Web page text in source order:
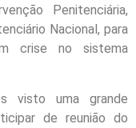
Penitenciária,
Nacional, para
crise no sistema
visto uma grande
de reunião do